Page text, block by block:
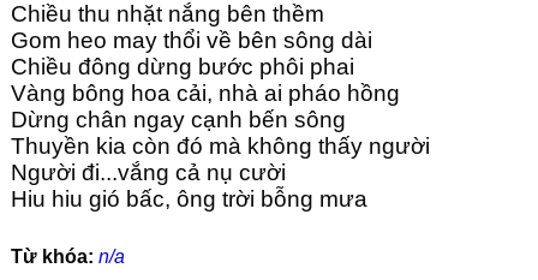
Chiều thu nhặt nắng bên thềm
Gom heo may thổi về bên sông dài
Chiều đông dừng bước phôi phai
Vàng bông hoa cải, nhà ai pháo hồng
Dừng chân ngay cạnh bến sông
Thuyền kia còn đó mà không thấy người
Người đi...vắng cả nụ cười
Hiu hiu gió bấc, ông trời bỗng mưa
Từ khóa: n/a